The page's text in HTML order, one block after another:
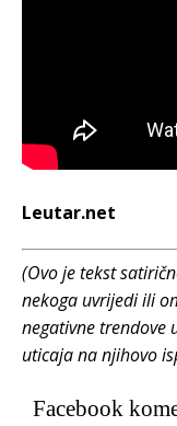
Leutar.net
(Ovo je tekst
nekoga uvrijedi ili
negativne trendove
uticaja na njihovo
Facebook